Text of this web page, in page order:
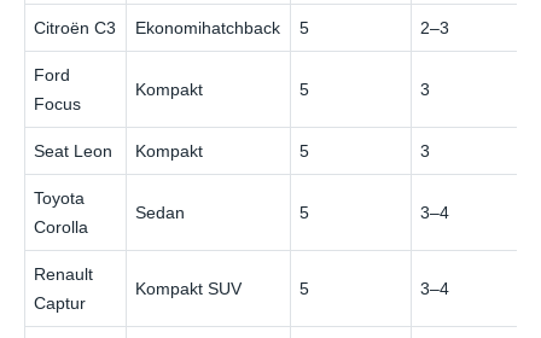
Citroën C3 Ekonomihatchback 5 2–3
Ford
Focus
Kompakt 5 3
Seat Leon Kompakt 5 3
Toyota
Corolla
Sedan 5 3–4
Renault
Captur
Kompakt SUV 5 3–4